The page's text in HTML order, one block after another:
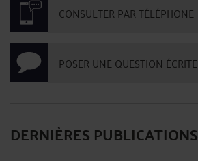
CONSULTER PAR TÉLÉPHONE
POSER UNE QUESTION ÉCRITE
DERNIÈRES PUBLICATIONS